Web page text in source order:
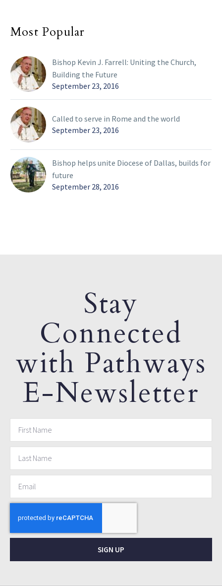
Most Popular
Bishop Kevin J. Farrell: Uniting the Church,
Building the Future
September 23, 2016
Called to serve in Rome and the world
September 23, 2016
Bishop helps unite Diocese of Dallas, builds for
future
September 28, 2016
Stay
Connected
with Pathways
E-Newsletter
SIGN UP